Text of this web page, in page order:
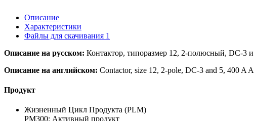
Описание
Характеристики
Файлы для скачивания 1
Описание на русском: Контактор, типоразмер 12, 2-полюсный, DC-3
Описание на английском: Contactor, size 12, 2-pole, DC-3 and 5, 400
Продукт
Жизненный Цикл Продукта (PLM)
PM300: Активный продукт